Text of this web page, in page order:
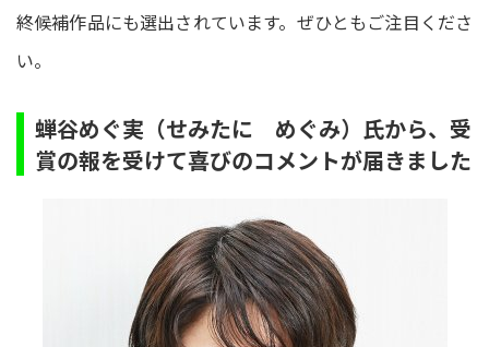
終候補作品にも選出されています。ぜひともご注目くださ
い。
蝉谷めぐ実（せみたに めぐみ）氏から、受
賞の報を受けて喜びのコメントが届きました